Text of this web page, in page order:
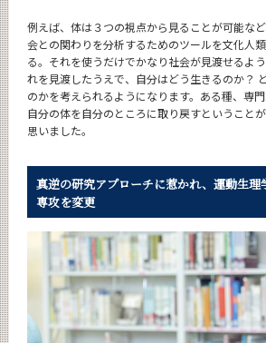
例えば、体は３つの視点から見ることが可能な
会との関わりを分析するためのツールを文化人
る。それを使うだけでかなり社会が見渡せるよ
れを見渡したうえで、自分はどう生きるのか？
のかを考えられるようになります。ある種、専
自分の体を自分のところに取り戻すということ
思いました。
真逆の研究アプローチに惹かれ、 運動生理
専攻を変更